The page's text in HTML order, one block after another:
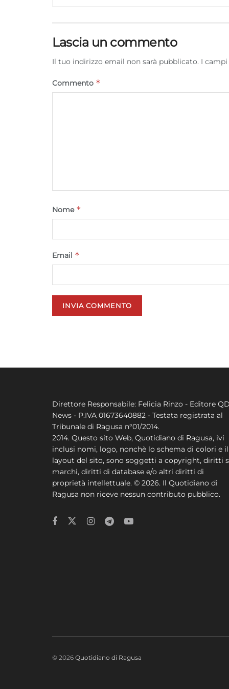
Lascia un commento
Il tuo indirizzo email non sarà pubblicato. I
Commento *
Nome *
Email *
Direttore Responsabile: Felicia Rinzo - Editore
News - P.IVA 01673640882 - Testata registrata al
Tribunale di Ragusa n°01/2014.
2014. Questo sito Web, Quotidiano di Ragusa, ivi
inclusi nomi, logo, nonchè lo schema di colori e il
layout del sito, sono soggetti a copyright, diritti
marchi, diritti di database e/o altri diritti di
proprietà intellettuale. © 2026. Il Quotidiano di
Ragusa non riceve nessun contributo pubblico.
© 2026 Quotidiano di Ragusa